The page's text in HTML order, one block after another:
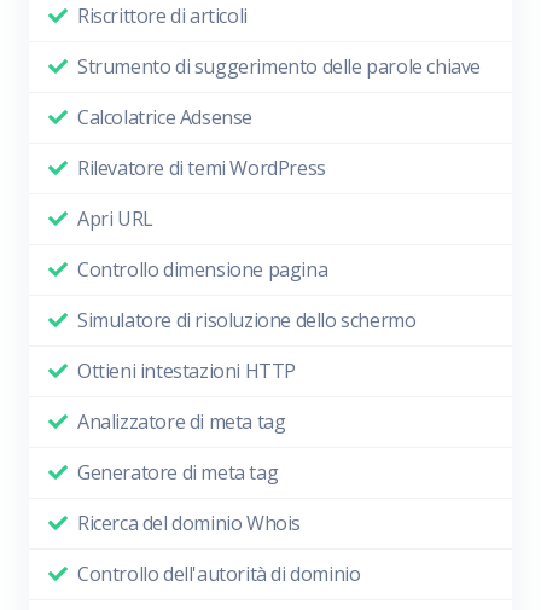
Riscrittore di articoli
Strumento di suggerimento delle parole chiave
Calcolatrice Adsense
Rilevatore di temi WordPress
Apri URL
Controllo dimensione pagina
Simulatore di risoluzione dello schermo
Ottieni intestazioni HTTP
Analizzatore di meta tag
Generatore di meta tag
Ricerca del dominio Whois
Controllo dell'autorità di dominio